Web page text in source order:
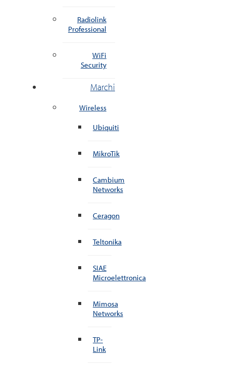
Radiolink
Professional
WiFi
Security
Marchi
Wireless
Ubiquiti
MikroTik
Cambium
Networks
Ceragon
Teltonika
SIAE
Microelettronica
Mimosa
Networks
TP-
Link